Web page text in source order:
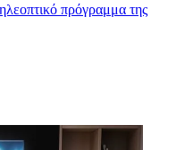
πρόγραμμα της